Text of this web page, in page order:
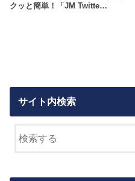
クッと簡単！「JM Twitte…
サイト内検索